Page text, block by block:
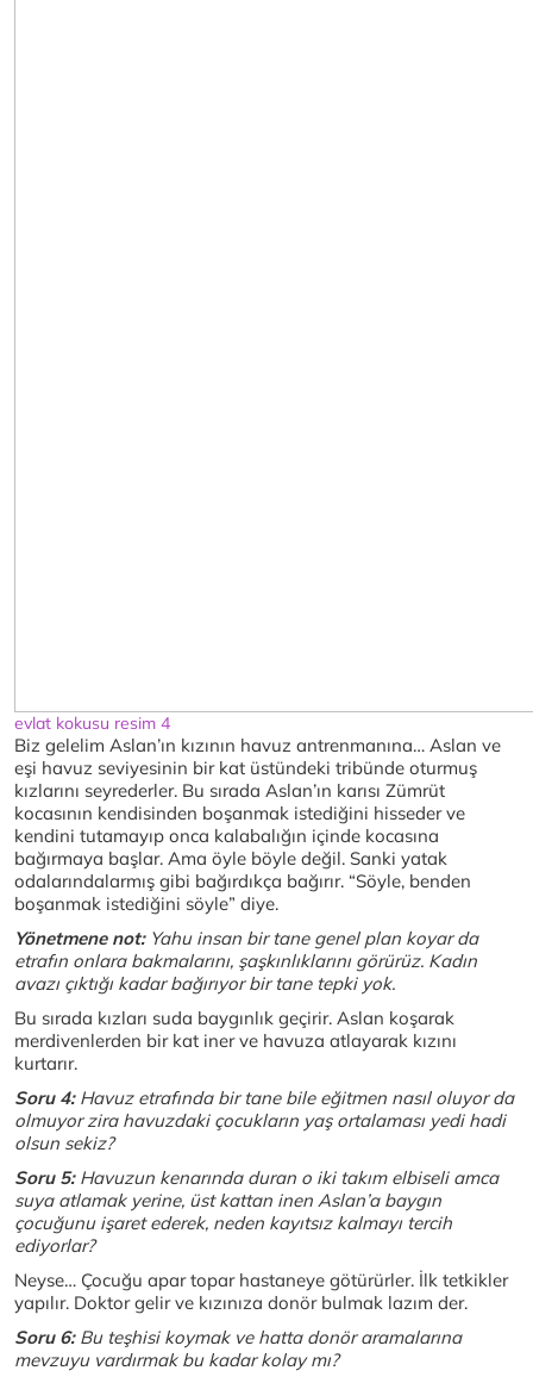
evlat kokusu resim 4
Biz gelelim Aslan’ın kızının havuz antrenmanına… Aslan ve
eşi havuz seviyesinin bir kat üstündeki tribünde oturmuş
kızlarını seyrederler. Bu sırada Aslan’ın karısı Zümrüt
kocasının kendisinden boşanmak istediğini hisseder ve
kendini tutamayıp onca kalabalığın içinde kocasına
bağırmaya başlar. Ama öyle böyle değil. Sanki yatak
odalarındalarmış gibi bağırdıkça bağırır. “Söyle, benden
boşanmak istediğini söyle” diye.
Yönetmene not:Yahu insan bir tane genel plan koyar da
etrafın onlara bakmalarını, şaşkınlıklarını görürüz. Kadın
avazı çıktığı kadar bağırıyor bir tane tepki yok.
Bu sırada kızları suda baygınlık geçirir. Aslan koşarak
merdivenlerden bir kat iner ve havuza atlayarak kızını
kurtarır.
Soru 4:Havuz etrafında bir tane bile eğitmen nasıl oluyor da
olmuyor zira havuzdaki çocukların yaş ortalaması yedi hadi
olsun sekiz?
Soru 5:Havuzun kenarında duran o iki takım elbiseli amca
suya atlamak yerine, üst kattan inen Aslan’a baygın
çocuğunu işaret ederek, neden kayıtsız kalmayı tercih
ediyorlar?
Neyse… Çocuğu apar topar hastaneye götürürler. İlk tetkikler
yapılır. Doktor gelir ve kızınıza donör bulmak lazım der.
Soru 6:Bu teşhisi koymak ve hatta donör aramalarına
mevzuyu vardırmak bu kadar kolay mı?